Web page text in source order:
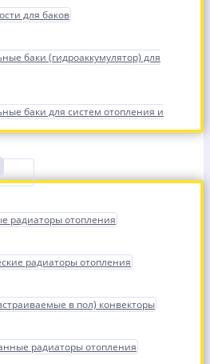
для баков
баки (гидроаккумулятор) для
баки для систем отопления и
радиаторы отопления
радиаторы отопления
в пол) конвекторы
радиаторы отопления